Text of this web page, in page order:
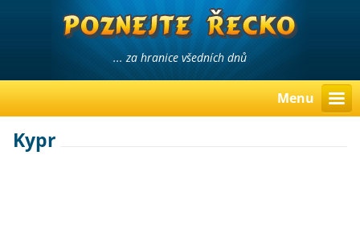
... za hranice všedních dnů
Menu
Kypr